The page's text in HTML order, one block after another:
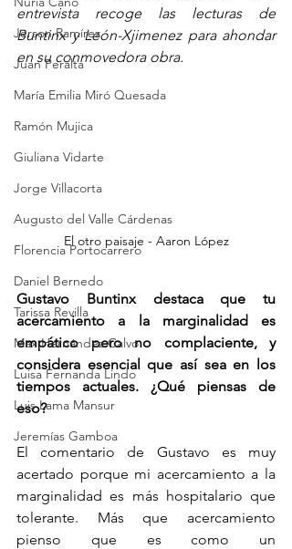
Jerson Ramírez
Juan Peralta
María Emilia Miró Quesada
Ramón Mujica
Giuliana Vidarte
Jorge Villacorta
Augusto del Valle Cárdenas
Florencia Portocarrero
Daniel Bernedo
Tarissa Revilla
Max Hernández Calvo
Luisa Fernanda Lindo
Luis Lama Mansur
Jeremías Gamboa
entrevista recoge las lecturas de
Buntinx y León-Xjimenez para ahondar
en su conmovedora obra.
El otro paisaje - Aaron López
Gustavo Buntinx destaca que tu
acercamiento a la marginalidad es
empático pero no complaciente, y
considera esencial que así sea en los
tiempos actuales. ¿Qué piensas de
eso?
El comentario de Gustavo es muy
acertado porque mi acercamiento a la
marginalidad es más hospitalario que
tolerante. Más que acercamiento
pienso que es como un